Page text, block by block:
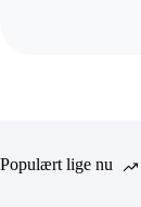
Populært lige nu